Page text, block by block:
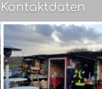
Kontaktdaten